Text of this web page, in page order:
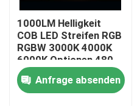
1000LM Helligkeit
COB LED Streifen RGB
RGBW 3000K 4000K
6000K Optionen 480
LEDs/m CRI 90-95 5m
RollenAnfrage absenden